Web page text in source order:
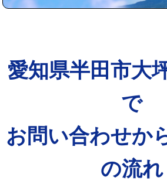
愛知県半田市大
で
お問い合わせか
の流れ